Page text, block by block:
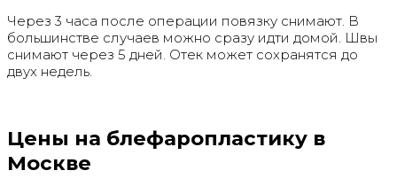
Через 3 часа после операции повязку снимают. В
большинстве случаев можно сразу идти домой. Швы
снимают через 5 дней. Отек может сохранятся до
двух недель.
Цены на блефаропластику в
Москве